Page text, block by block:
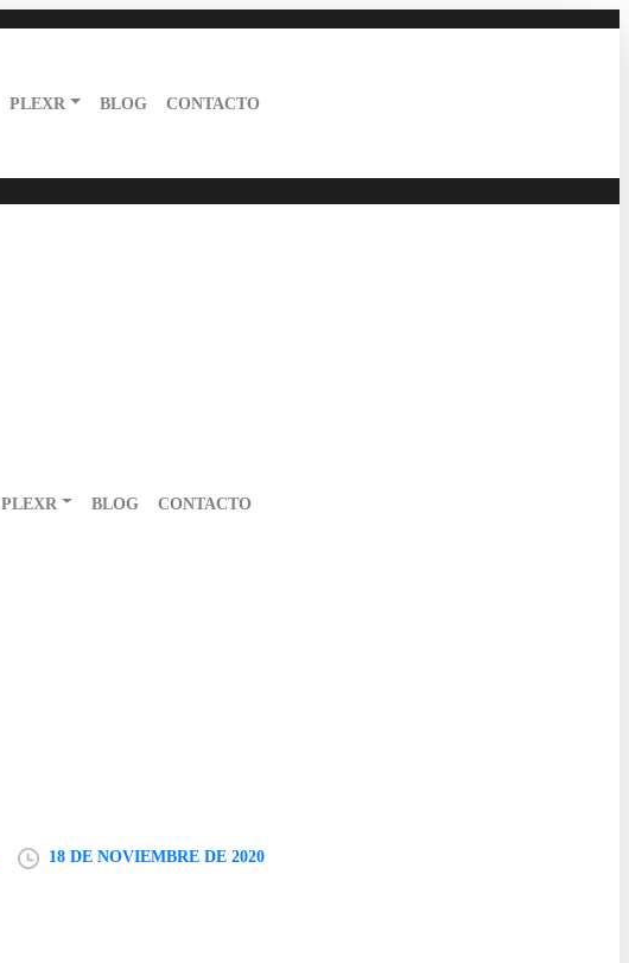
PLEXR BLOG CONTACTO
PLEXR BLOG CONTACTO
18 DE NOVIEMBRE DE 2020